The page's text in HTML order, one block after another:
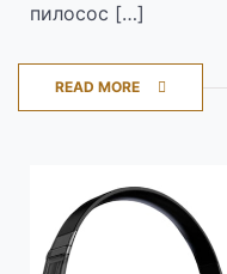
пилосос […]
READ MORE